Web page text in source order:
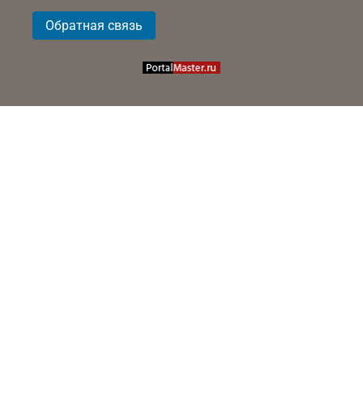
Обратная связь